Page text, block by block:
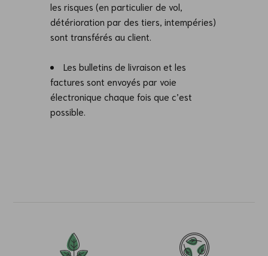
les risques (en particulier de vol,
détérioration par des tiers, intempéries)
sont transférés au client.
Les bulletins de livraison et les
factures sont envoyés par voie
électronique chaque fois que c’est
possible.